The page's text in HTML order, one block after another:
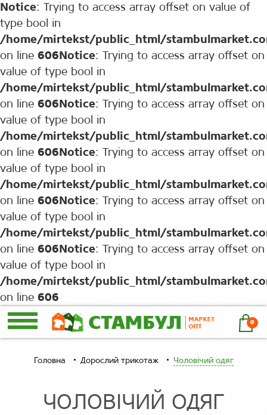
Notice: Trying to access array offset on value of
type bool in
/home/mirtekst/public_html/
on line 606 Notice: Trying to access array offset on
value of type bool in
/home/mirtekst/public_html/
on line 606 Notice: Trying to access array offset on
value of type bool in
/home/mirtekst/public_html/
on line 606 Notice: Trying to access array offset on
value of type bool in
/home/mirtekst/public_html/
on line 606 Notice: Trying to access array offset on
value of type bool in
/home/mirtekst/public_html/
on line 606 Notice: Trying to access array offset on
value of type bool in
/home/mirtekst/public_html/
on line 606
0
Головна Дорослий трикотаж Чоловічий одяг
ЧОЛОВІЧИЙ ОДЯГ